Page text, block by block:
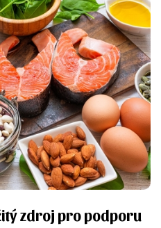
zdroj pro podporu